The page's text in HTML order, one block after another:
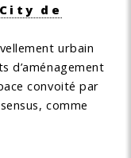
de
urbain
d’aménagement
convoité par
comme